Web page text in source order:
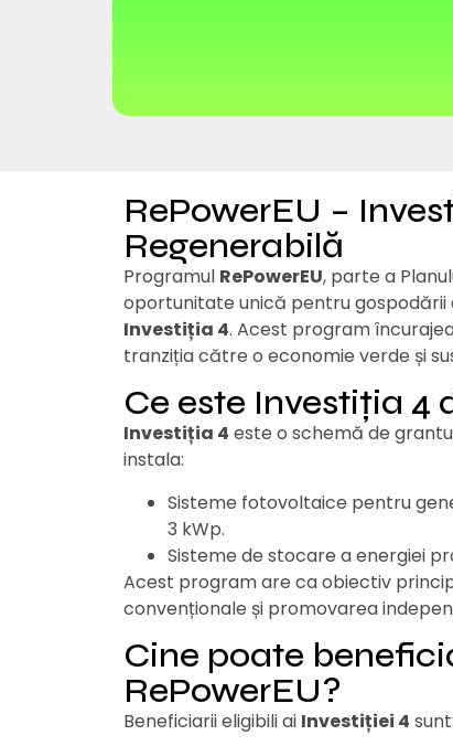
RePowerEU –
Regenerabilă
Programul RePowerEU, parte a
oportunitate unică pentru
Investiția 4. Acest program
tranziția către o economie verde și
Ce este Investiția 4
Investiția 4 este o schemă de
instala:
Sisteme fotovoltaice pentru
3 kWp.
Sisteme de stocare a energiei
Acest program are ca obiectiv
convenționale și promovarea
Cine poate
RePowerEU?
Beneficiarii eligibili ai Investiției 4 sunt: